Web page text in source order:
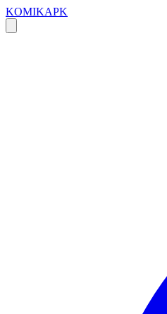
KOMIKAPK